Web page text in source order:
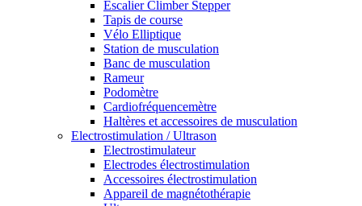
Escalier Climber Stepper
Tapis de course
Vélo Elliptique
Station de musculation
Banc de musculation
Rameur
Podomètre
Cardiofréquencemètre
Haltères et accessoires de musculation
Electrostimulation / Ultrason
Electrostimulateur
Electrodes électrostimulation
Accessoires électrostimulation
Appareil de magnétothérapie